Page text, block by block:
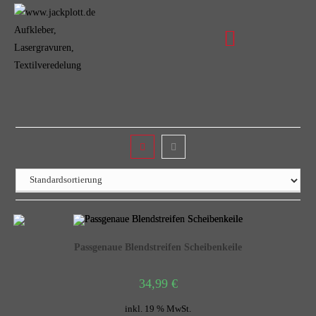
Passgenaue Blendstreifen Scheibenkeile
34,99 €
inkl. 19 % MwSt.